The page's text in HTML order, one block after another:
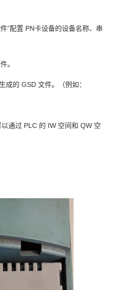
”配置 PN卡设备的设备名称、串
。
成的 GSD 文件。（例如：
通过 PLC 的 IW 空间和 QW 空